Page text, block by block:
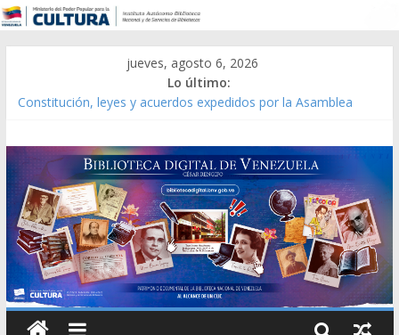
jueves, agosto 6, 2026
Lo último:
Constitución, leyes y acuerdos expedidos por la Asamblea
Modesta Bor Sánchez [material gráfico]
Gaceta Oficial de la República de Venezuela año CXXXIII Mes V,
Caracas 09 de marzo de 2006 N° 38.394
Catálogo temático de obras de Modesta Bor